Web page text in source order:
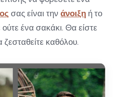
σας είναι τηνάνοιξη ή το
ούτε ένα σακάκι. Θα είστε
ζεσταθείτε καθόλου.